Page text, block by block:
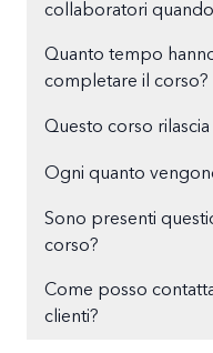
collaboratori
Quanto tempo
completare il corso?
Questo corso
Ogni quanto
Sono presenti
corso?
Come posso
clienti?